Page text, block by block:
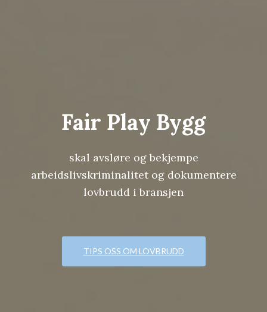
Fair Play Bygg
skal avsløre og bekjempe
arbeidslivskriminalitet og dokumentere
lovbrudd i bransjen
TIPS OSS OM LOVBRUDD